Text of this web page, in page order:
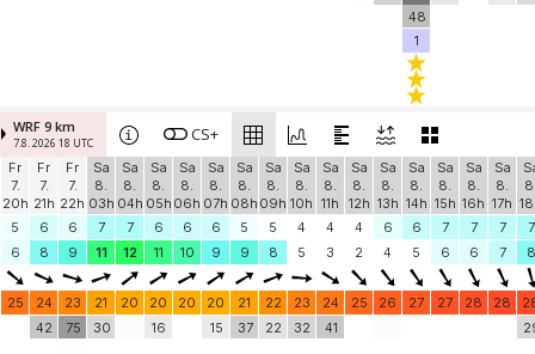
48
1
WRF 9 km
7.8. 2026 18 UTC CS+
Fr
7.
20h
Fr
7.
21h
Fr
7.
22h
Sa
8.
03h
Sa
8.
04h
Sa
8.
05h
Sa
8.
06h
Sa
8.
07h
Sa
8.
08h
Sa
8.
09h
Sa
8.
10h
Sa
8.
11h
Sa
8.
12h
Sa
8.
13h
Sa
8.
14h
Sa
8.
15h
Sa
8.
16h
Sa
8.
17h
5
6 6 7 7 6 6 6 5 5 4 4 4 6 6 7 7 7
7
6
8 9 11 12 11 10 9 9 8 5 3 2 4 5 6 6 7 8
25 24 23 21 20 20 20 20 21 22 23 24 25 26 27 27 28 28
42
75 30 16 15 37 22 32 41